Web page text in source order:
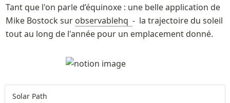
Tant que l'on parle d’équinoxe : une belle application de
Mike Bostock sur observablehq -  la trajectoire du soleil
tout au long de l'année pour un emplacement donné.
Solar Path